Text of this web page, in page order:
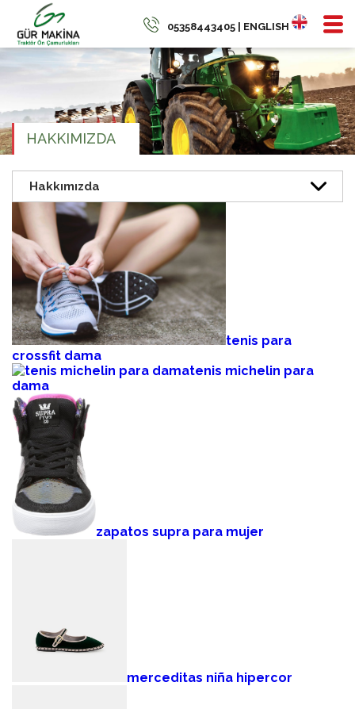
05358443405 | ENGLISH
HAKKIMIZDA
tenis para
crossfit dama
tenis michelin para
dama
zapatos supra para mujer
merceditas niña hipercor